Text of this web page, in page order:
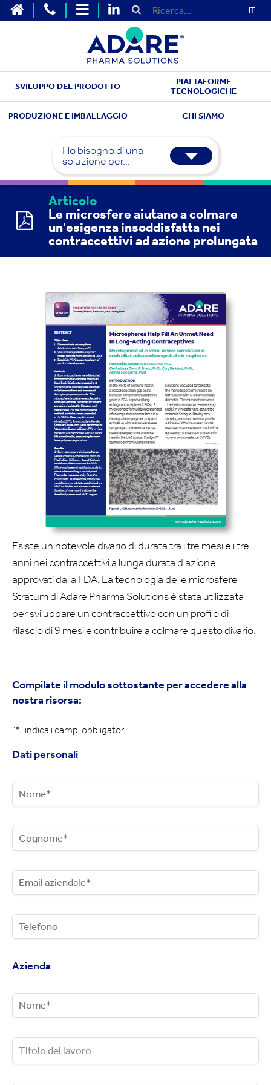
IT
SVILUPPO DEL PRODOTTO
PIATTAFORME
TECNOLOGICHE
PRODUZIONE E IMBALLAGGIO CHI SIAMO
Ho bisogno di una
soluzione per...
Articolo
Le microsfere aiutano a colmare
un'esigenza insoddisfatta nei
contraccettivi ad azione prolungata
Esiste un notevole divario di durata tra i tre mesi e i tre
anni nei contraccettivi a lunga durata d'azione
approvati dalla FDA. La tecnologia delle microsfere
Stratμm di Adare Pharma Solutions è stata utilizzata
per sviluppare un contraccettivo con un profilo di
rilascio di 9 mesi e contribuire a colmare questo divario.
Compilate il modulo sottostante per accedere alla
nostra risorsa:
"*" indica i campi obbligatori
Dati personali
Azienda